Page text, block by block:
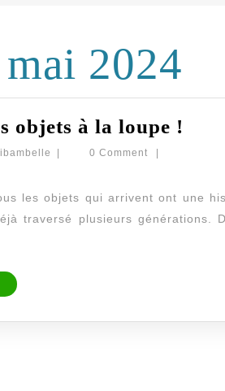
2024
objets à la loupe !
à
la
ribambelle0 Comment
les objets qui arrivent ont une
traversé plusieurs générations.
EN
SAVOIR